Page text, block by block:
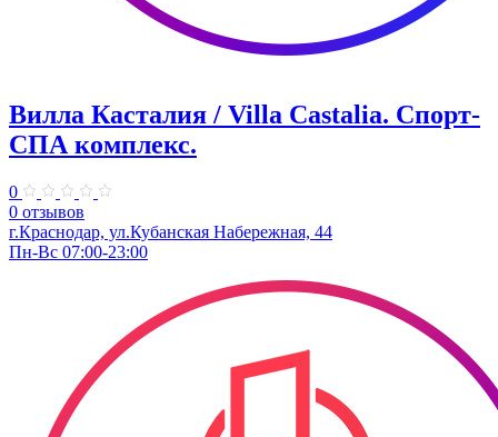
Вилла Касталия / Villa Castalia. Спорт-
СПА комплекс.
0
0 отзывов
г.Краснодар, ул.Кубанская Набережная, 44
Пн-Вс 07:00-23:00